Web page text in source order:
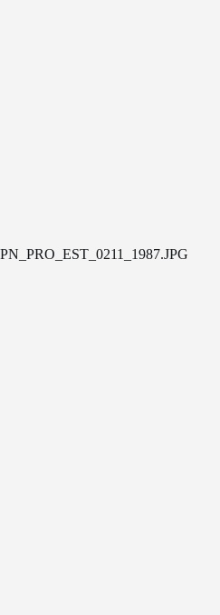
PN_PRO_EST_0211_1987.JPG